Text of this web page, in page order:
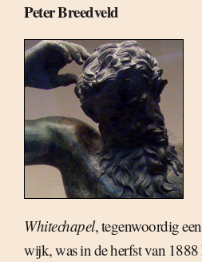
Peter Breedveld
Whitechapel, tegenwoordig
wijk, was in de herfst van 1888